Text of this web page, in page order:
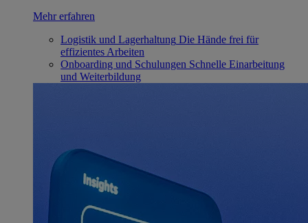
Mehr erfahren
Logistik und Lagerhaltung Die Hände frei für
effizientes Arbeiten
Onboarding und Schulungen Schnelle Einarbeitung
und Weiterbildung